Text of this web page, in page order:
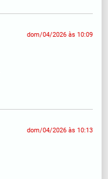
dom/04/2026 às 10:09
dom/04/2026 às 10:13